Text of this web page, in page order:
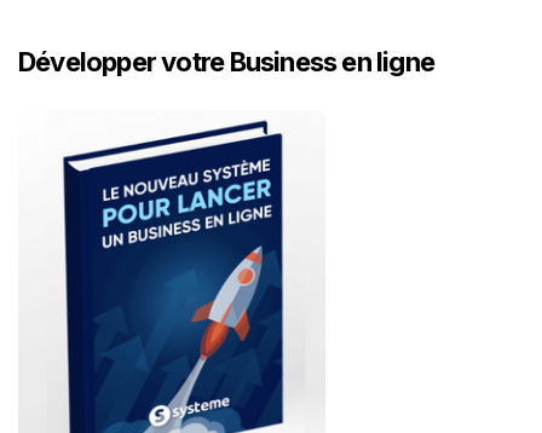
Développer votre Business en ligne